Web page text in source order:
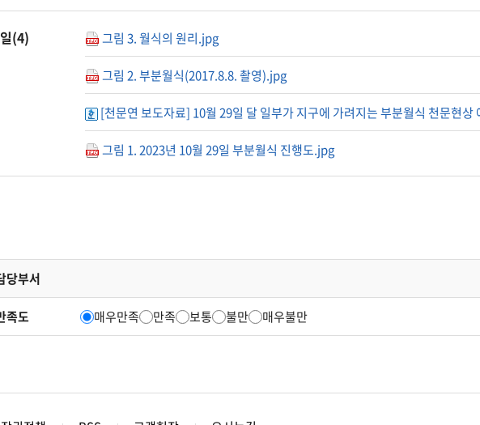
(4) 그림 3. 월식의 원리.jpg
그림 2. 부분월식(2017.8.8. 촬영).jpg
[천문연 보도자료] 10월 29일 달 일부가 지구에 가려지는 부분월식 천문현
그림 1. 2023년 10월 29일 부분월식 진행도.jpg
당부서
족도 매우만족 만족 보통 불만 매우불만